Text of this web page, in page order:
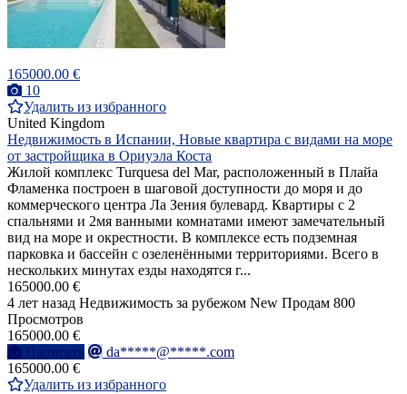
165000.00 €
10
Удалить из избранного
United Kingdom
Недвижимость в Испании, Новые квартира с видами на море
от застройщика в Ориуэла Коста
Жилой комплекс Turquesa del Mar, расположенный в Плайа
Фламенка построен в шаговой доступности до моря и до
коммерческого центра Ла Зения булевард. Квартиры с 2
спальнями и 2мя ванными комнатами имеют замечательный
вид на море и окрестности. В комплексе есть подземная
парковка и бассейн с озеленёнными территориями. Всего в
нескольких минутах езды находятся г...
165000.00 €
4 лет назад Недвижимость за рубежом New Продам 800
Просмотров
165000.00 €
Написать
da*****@*****.com
165000.00 €
Удалить из избранного